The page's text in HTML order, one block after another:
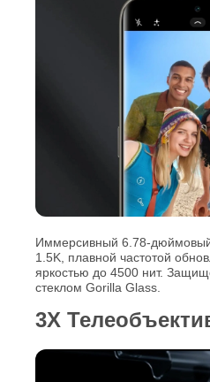
Иммерсивный 6.78-
1.5K, плавной частотой
яркостью до 4500 нит.
стеклом Gorilla Glass.
3X